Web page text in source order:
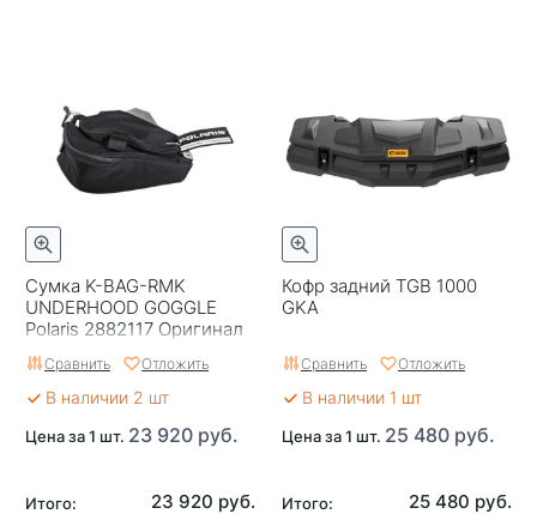
Сумка K-BAG-RMK
UNDERHOOD GOGGLE
Polaris 2882117 Оригинал
Сравнить Отложить
В наличии 2 шт
Цена за 1 шт. 23 920 руб.
Итого: 23 920 руб.
Кофр задний TGB 1000
GKA
Сравнить Отложить
В наличии 1 шт
Цена за 1 шт. 25 480 руб.
Итого: 25 480 руб.